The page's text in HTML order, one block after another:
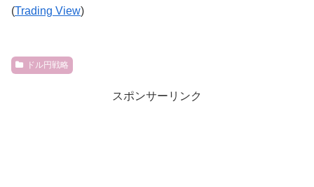
(Trading View)
ドル円戦略
スポンサーリンク